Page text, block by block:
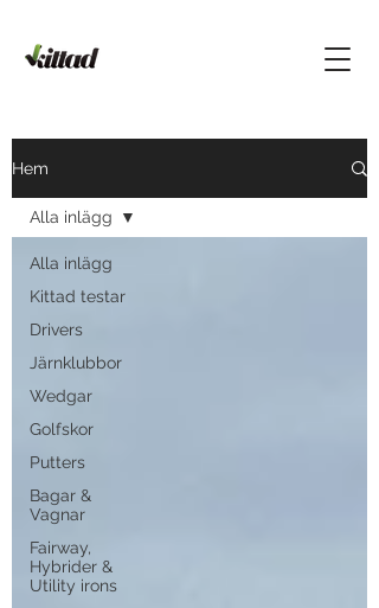
Hem
Alla inlägg
Kittad testar
Drivers
Järnklubbor
Wedgar
Golfskor
Putters
Bagar &
Vagnar
Fairway,
Hybrider &
Utility irons
Alla inlägg